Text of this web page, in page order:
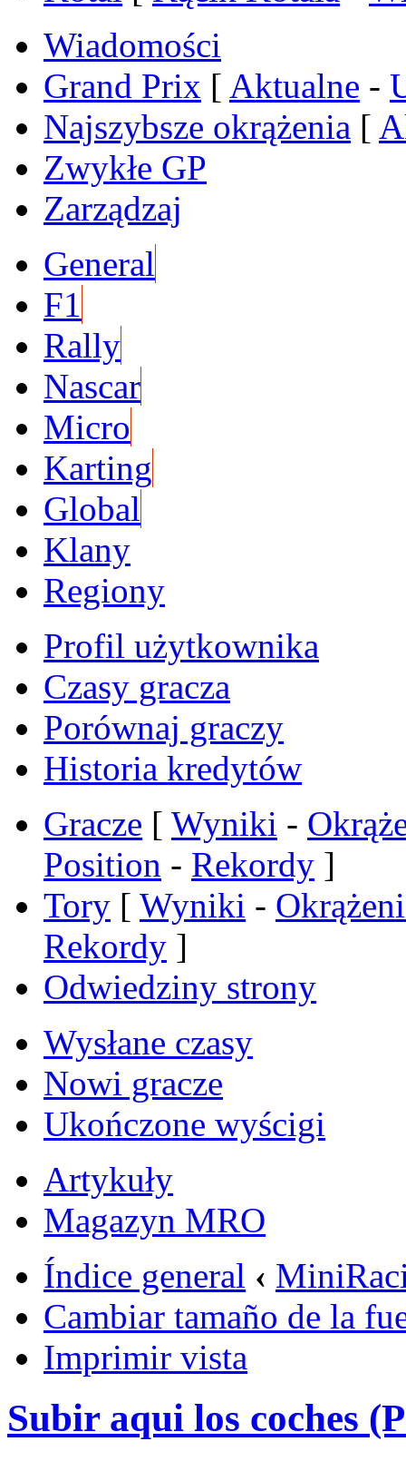
Wiadomości
Grand Prix [ Aktualne -
Najszybsze okrążenia [
Zwykłe GP
Zarządzaj
General
F1
Rally
Nascar
Micro
Karting
Global
Klany
Regiony
Profil użytkownika
Czasy gracza
Porównaj graczy
Historia kredytów
Gracze [ Wyniki -
Position - Rekordy ]
Tory [ Wyniki -
Rekordy ]
Odwiedziny strony
Wysłane czasy
Nowi gracze
Ukończone wyścigi
Artykuły
Magazyn MRO
Índice general ‹
Cambiar tamaño de la
Imprimir vista
Subir aqui los coches